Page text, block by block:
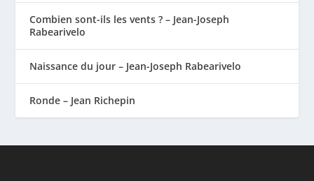
Combien sont-ils les vents ? – Jean-Joseph
Rabearivelo
Naissance du jour – Jean-Joseph Rabearivelo
Ronde – Jean Richepin